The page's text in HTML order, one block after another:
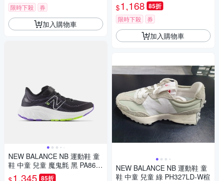
限時下殺
券
加入購物車
NEW BALANCE NB 運動鞋 童
鞋 中童 兒童 魔鬼氈 黑 PA860
Q13-W楦
1,345 85折
$1,168 85折
限時下殺 券
加入購物車
NEW BALANCE NB 運動鞋 童
鞋 中童 兒童 綠 PH327LD-W楦